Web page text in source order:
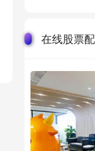
在线股票